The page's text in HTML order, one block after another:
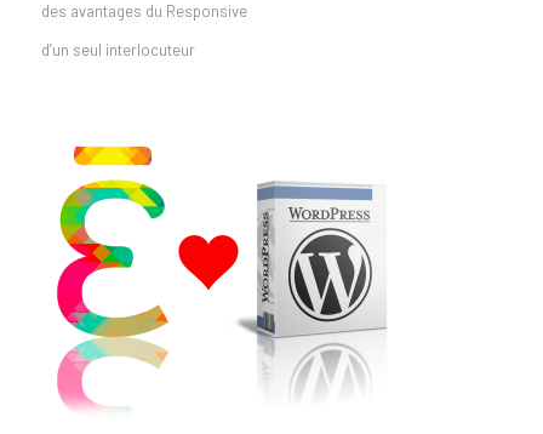
des avantages du Responsive
d’un seul interlocuteur